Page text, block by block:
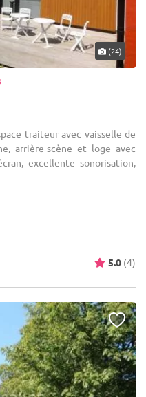
(24)
traiteur avec vaisselle de
arrière-scène et loge avec
excellente sonorisation,
5.0 (4)